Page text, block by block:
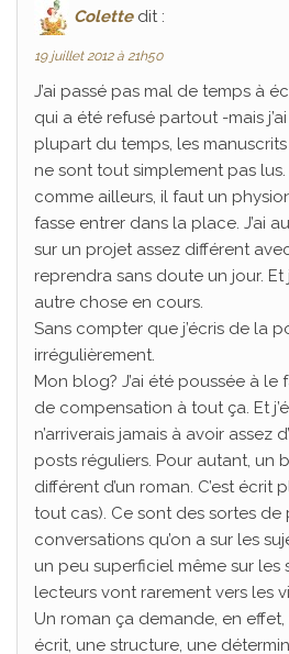
Colette dit :
19 juillet 2012 à 21h50
J’ai passé pas mal de temps à
qui a été refusé partout -mais
plupart du temps, les
ne sont tout simplement pas lus.
comme ailleurs, il faut un
fasse entrer dans la place. J’ai
sur un projet assez différent
reprendra sans doute un jour. Et
autre chose en cours.
Sans compter que j’écris de la
irrégulièrement.
Mon blog? J’ai été poussée à
de compensation à tout ça. Et
n’arriverais jamais à avoir assez
posts réguliers. Pour autant, un
différent d’un roman. C’est écrit
tout cas). Ce sont des sortes de
conversations qu’on a sur les
un peu superficiel même sur les
lecteurs vont rarement vers les
Un roman ça demande, en effet,
écrit, une structure, une